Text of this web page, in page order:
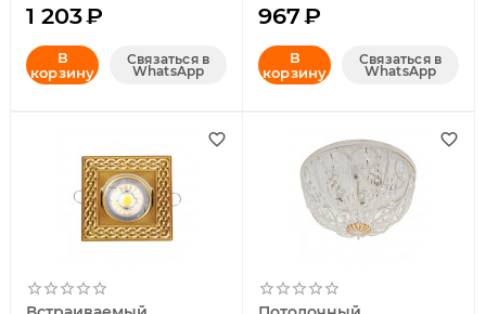
1 203₽
В
корзину
Связаться в
WhatsApp
967₽
В
корзину
Связаться в
WhatsApp